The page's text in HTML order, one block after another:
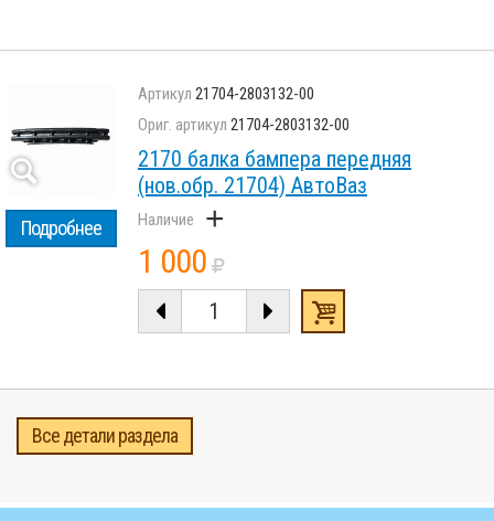
Подробнее
21704-2803132-00
21704-2803132-00
2170 балка бампера передняя
(нов.обр. 21704) АвтоВаз
+
1 000
Все детали раздела